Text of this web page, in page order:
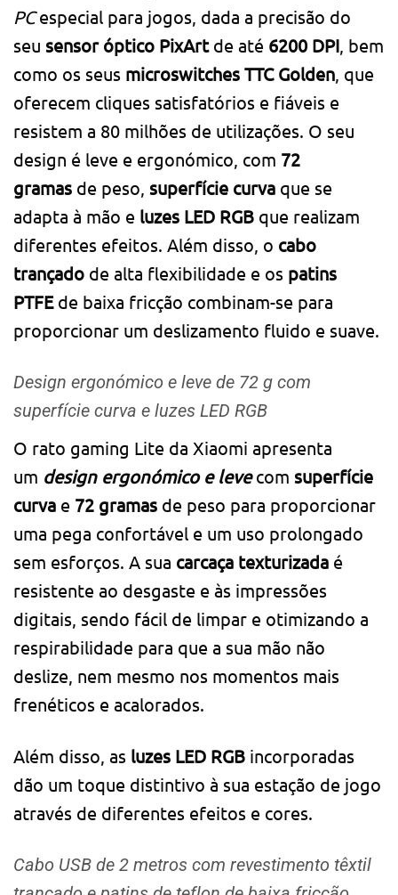
PCespecial para jogos, dada a precisão do
seu sensor óptico PixArtde até 6200 DPI , bem
como os seus microswitches TTC Golden , que
oferecem cliques satisfatórios e fiáveis e
resistem a 80 milhões de utilizações. O seu
design é leve e ergonómico, com 72
gramas de peso, superfície curva que se
adapta à mão e luzes LED RGB que realizam
diferentes efeitos. Além disso, o cabo
trançado de alta flexibilidade e os patins
PTFEde baixa fricção combinam-se para
proporcionar um deslizamento fluido e suave.
Design ergonómico e leve de 72 g com
superfície curva e luzes LED RGB
O rato gaming Lite da Xiaomi apresenta
um design ergonómico e levecom superfície
curva e 72 gramas de peso para proporcionar
uma pega confortável e um uso prolongado
sem esforços. A sua carcaça texturizada é
resistente ao desgaste e às impressões
digitais, sendo fácil de limpar e otimizando a
respirabilidade para que a sua mão não
deslize, nem mesmo nos momentos mais
frenéticos e acalorados.
Além disso, as luzes LED RGB incorporadas
dão um toque distintivo à sua estação de jogo
através de diferentes efeitos e cores.
Cabo USB de 2 metros com revestimento têxtil